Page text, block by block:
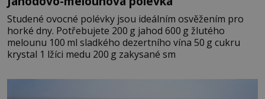
Studené ovocné polévky jsou ideálním osvěžením pro
horké dny. Potřebujete 200 g jahod 600 g žlutého
melounu 100 ml sladkého dezertního vína 50 g cukru
krystal 1 lžíci medu 200 g zakysané sm